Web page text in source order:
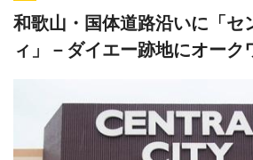
和歌山・国体道路沿いに「セ
ィ」－ダイエー跡地にオーク